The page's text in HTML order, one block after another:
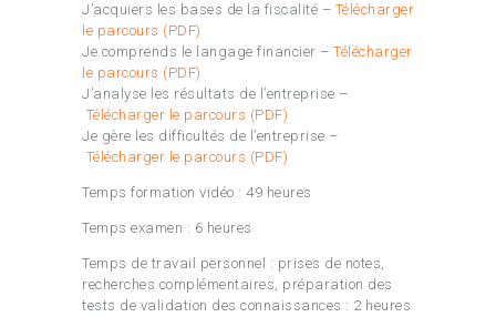
J’acquiers les bases de la fiscalité – Télécharger
le parcours (PDF)
Je comprends le langage financier – Télécharger
le parcours (PDF)
J’analyse les résultats de l’entreprise –
Télécharger le parcours (PDF)
Je gère les difficultés de l’entreprise –
Télécharger le parcours (PDF)
Temps formation vidéo : 49 heures
Temps examen : 6 heures
Temps de travail personnel : prises de notes,
recherches complémentaires, préparation des
tests de validation des connaissances : 2 heures